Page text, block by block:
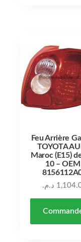
Feu Arrière
TOYOTA
Maroc (E15)
10 – OEM
د.م.